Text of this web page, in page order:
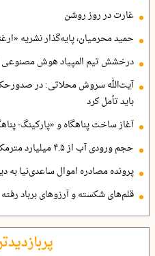
غارت در روز روشن
حمید محرمیان، پایه‌گذار نشریه
درخشش تیم المپیاد هوش مصنوعی
آیت‌الله سروش محلاتی: در
باید تأمل کرد
آغاز ساخت پناهگاه و «پارکینگ-
حجم ورودی آب از ۴.۵ میلیارد مترمکعب گذشت؛ دریاچه ارومیه جان گرفت
پرونده مصادره اموال ساعدی‌نیا به
قلم‌های شکسته و آرزوهای برباد رفته